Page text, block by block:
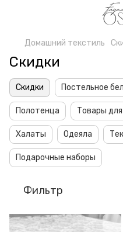
Домашний текстиль
Скидки
Скидки Постельное
Полотенца Товары
Халаты Одеяла
Подарочные наборы
Фильтр